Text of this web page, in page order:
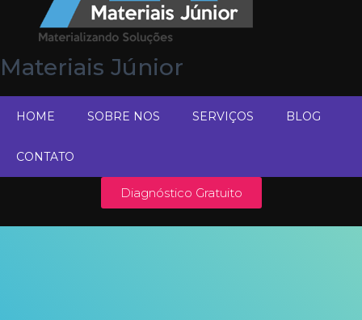
Materiais Júnior
HOME SOBRE NOS SERVIÇOS BLOG
CONTATO
Diagnóstico Gratuito